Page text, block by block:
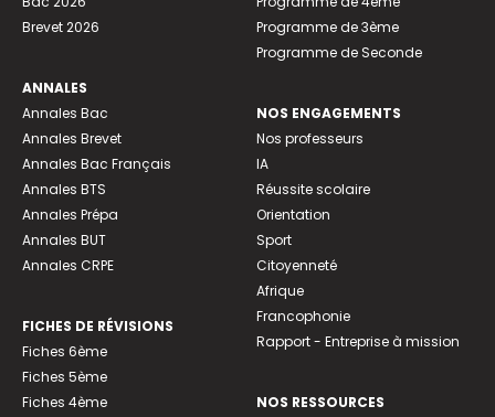
Brevet 2026
ANNALES
Annales Bac
Annales Brevet
Annales Bac Français
Annales BTS
Annales Prépa
Annales BUT
Annales CRPE
FICHES DE RÉVISIONS
Fiches 6ème
Fiches 5ème
Fiches 4ème
Programme de 3ème
Programme de Seconde
NOS ENGAGEMENTS
Nos professeurs
IA
Réussite scolaire
Orientation
Sport
Citoyenneté
Afrique
Francophonie
Rapport - Entreprise à mission
NOS RESSOURCES